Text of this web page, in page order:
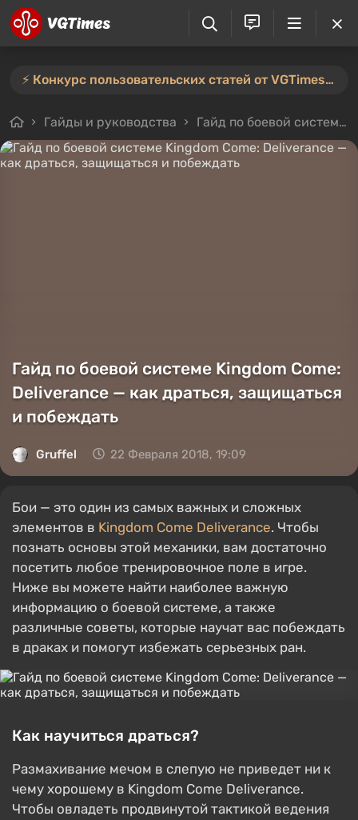
⚡️ Конкурс пользовательских статей от VGTimes продлён — участвуйте тут ⚡️
Гайды и руководства Гайд по боевой системе Kingdom Come: Deliverance — как драться, защищаться и побеждать
Гайд по боевой системе Kingdom Come:
Deliverance — как драться, защищаться
и побеждать
Gruffel 22 Февраля 2018, 19:09
Бои — это один из самых важных и сложных
элементов в Kingdom Come Deliverance. Чтобы
познать основы этой механики, вам достаточно
посетить любое тренировочное поле в игре.
Ниже вы можете найти наиболее важную
информацию о боевой системе, а также
различные советы, которые научат вас побеждать
в драках и помогут избежать серьезных ран.
Как научиться драться?
Размахивание мечом в слепую не приведет ни к
чему хорошему в Kingdom Come Deliverance.
Чтобы овладеть продвинутой тактикой ведения